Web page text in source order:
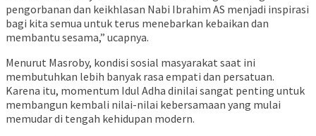
pengorbanan dan keikhlasan Nabi Ibrahim AS menjadi inspirasi
bagi kita semua untuk terus menebarkan kebaikan dan
membantu sesama,” ucapnya.
Menurut Masroby, kondisi sosial masyarakat saat ini
membutuhkan lebih banyak rasa empati dan persatuan.
Karena itu, momentum Idul Adha dinilai sangat penting untuk
membangun kembali nilai-nilai kebersamaan yang mulai
memudar di tengah kehidupan modern.